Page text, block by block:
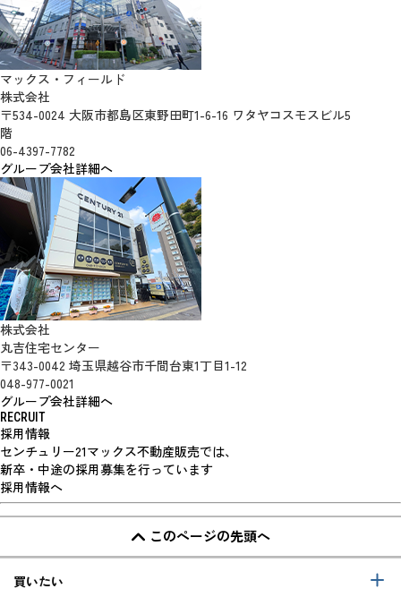
マックス・フィールド
株式会社
〒534-0024 大阪市都島区東野田町1-6-16 ワタヤコスモスビル5
階
06-4397-7782
グループ会社詳細へ
株式会社
丸吉住宅センター
〒343-0042 埼玉県越谷市千間台東1丁目1-12
048-977-0021
グループ会社詳細へ
RECRUIT
採用情報
センチュリー21マックス不動産販売では、
新卒・中途の採用募集を行っています
採用情報へ
このページの先頭へ
買いたい